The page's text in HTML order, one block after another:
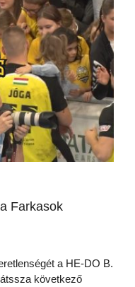
Farkasok
a HE-DO B.
következő